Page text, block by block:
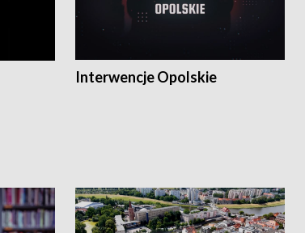
Interwencje Opolskie